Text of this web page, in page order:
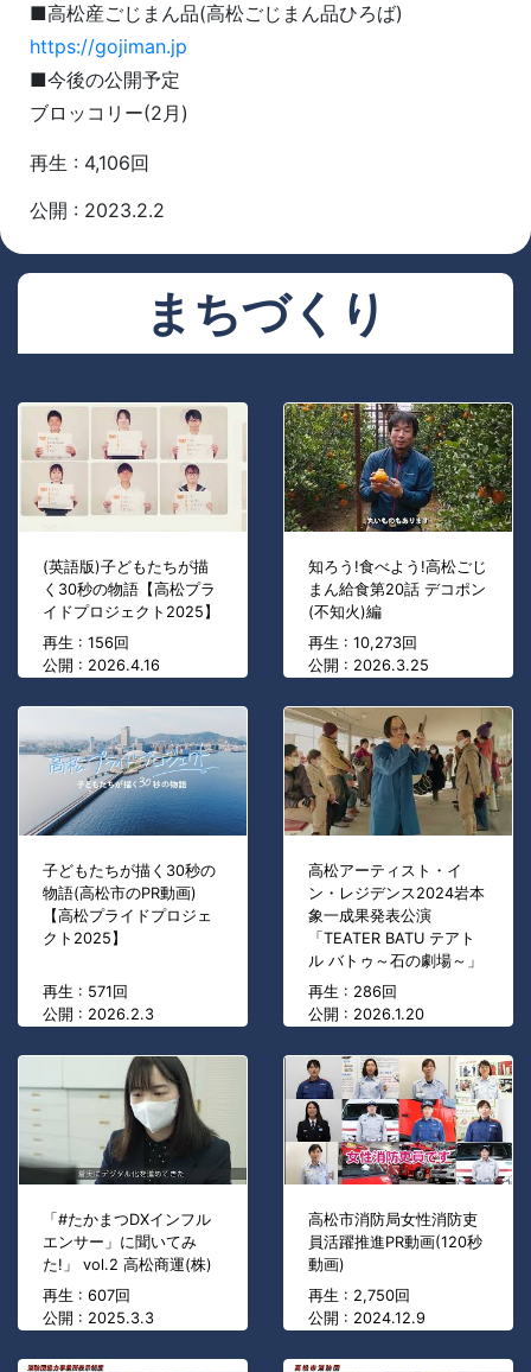
■高松産ごじまん品(高松ごじまん品ひろば)
https://gojiman.jp
■今後の公開予定
ブロッコリー(2月)
再生 : 4,106回
公開 : 2023.2.2
まちづくり
(英語版)子どもたちが描
く30秒の物語【高松プラ
イドプロジェクト2025】
再生 : 156回
公開 : 2026.4.16
知ろう!食べよう!高松ごじ
まん給食第20話 デコポン
(不知火)編
再生 : 10,273回
公開 : 2026.3.25
子どもたちが描く30秒の
物語(高松市のPR動画)
【高松プライドプロジェ
クト2025】
再生 : 571回
公開 : 2026.2.3
高松アーティスト・イ
ン・レジデンス2024岩本
象一成果発表公演
「TEATER BATU テアト
ル バトゥ～石の劇場～」
再生 : 286回
公開 : 2026.1.20
「#たかまつDXインフル
エンサー」に聞いてみ
た!」 vol.2 高松商運(株)
再生 : 607回
公開 : 2025.3.3
高松市消防局女性消防吏
員活躍推進PR動画(120秒
動画)
再生 : 2,750回
公開 : 2024.12.9